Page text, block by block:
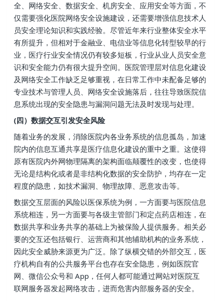
全、网络安全、数据安全、机房安全、应用安全等方面，不
仅需要强化医院网络安全设施建设，还需要增强信息技术人
员安全理论知识和实践经验。尽管近年来行业整体安全水平
有所提升，但相对于金融业、电信业等信息化转型较早的行
业，医疗行业安全情况仍有较多短板，行业从业人员安全意
识和安全能力仍有很大提升空间。医院管理层对信息化建设
及网络安全工作缺乏足够重视，在日常工作中未配备足够的
专业技术与管理人员、网络安全设施落后，往往导致医院信
息系统出现的安全隐患与漏洞问题无法及时发现与处理。
(四）数据交互引发安全风险
随着业务的发展，消除医院内各业务系统的信息孤岛，加速
院内的信息互通共享是医疗信息化建设的重中之重。这使得
原有医院内外网物理隔离的架构面临颠覆性的改变，也使得
无论是结构化或者是非结构化数据的安全防护，均存在一定
程度的隐患，如技术漏洞、物理故障、恶意攻击等。
数据交互层面的风险以医保系统为例，一方面要与医院信息
系统相连，另一方面要与各级主管部门和定点药店相连，在
数据共享和业务共享的基础上为被保险人提供服务。相关必
要的交互还包括银行、运营商和其他辅助机构的业务系统，
因此安全威胁来源更为广泛。除了纵横交错的外部交互，医
疗机构自有的公共服务平台也存在安全隐患，例如医院官
网、微信公众号和 App，任何人都可能通过网站对医院互
联网服务器发起网络攻击，进而危害内部服务器的安全。